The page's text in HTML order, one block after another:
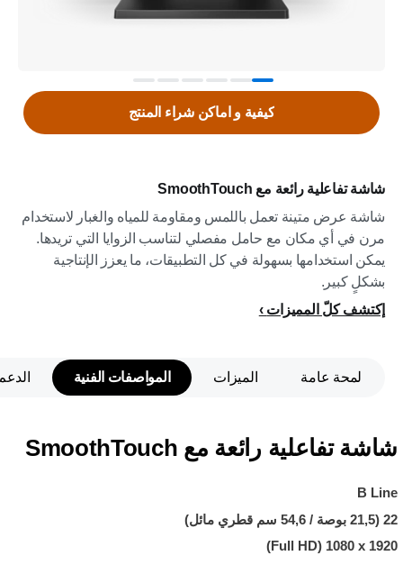
شاشة تفاعلية رائعة مع SmoothTouch
شاشة عرض متينة تعمل باللمس ومقاومة للمياه والغبار لاستخدام
مرن في أي مكان مع حامل مفصلي لتناسب الزوايا التي تريدها.
يمكن استخدامها بسهولة في كل التطبيقات، ما يعزز الإنتاجية
بشكلٍ كبير.
إكتشف كلّ المميزات
كيفية و اماكن شراء المنتج
لمحة عامة الميزات المواصفات الفنية
شاشة تفاعلية رائعة مع SmoothTouch
B Line
22 (21,5 بوصة / 54,6 سم قطري مائل)
1920 x ‏1080 (Full HD)